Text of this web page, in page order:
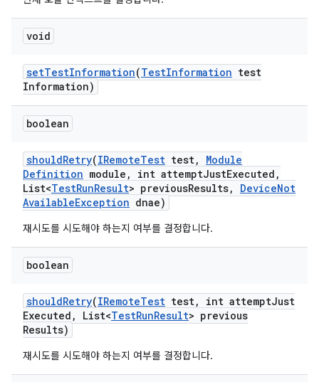
void
setTestInformation(TestInformation test
Information)
boolean
shouldRetry(IRemoteTest test,
Module
Definition module , int attemptJustExecuted ,
List<TestRunResult> previousResults, DeviceNot
AvailableException dnae)
재시도를 시도해야 하는지 여부를 결정합니다.
boolean
shouldRetry(IRemoteTest test, int attemptJust
Executed , List<TestRunResult> previous
Results)
재시도를 시도해야 하는지 여부를 결정합니다.